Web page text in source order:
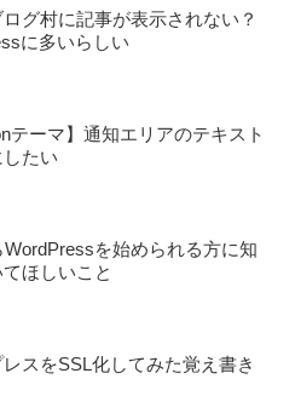
グ村に記事が表示されない？
に多いらしい
テーマ】通知エリアのテキスト
たい
WordPressを始められる方に知
ほしいこと
スをSSL化してみた覚え書き